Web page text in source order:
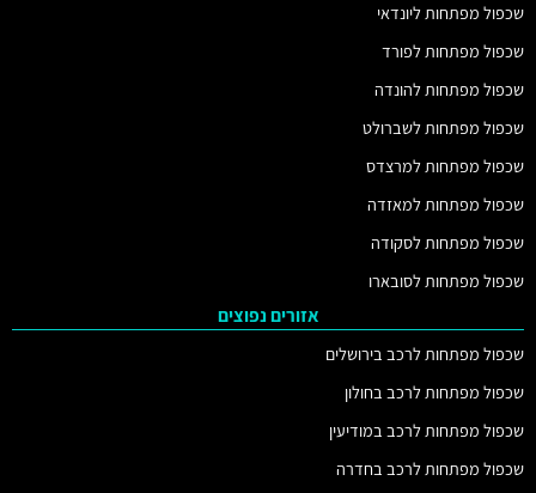
שכפול מפתחות ליונדאי
שכפול מפתחות לפורד
שכפול מפתחות להונדה
שכפול מפתחות לשברולט
שכפול מפתחות למרצדס
שכפול מפתחות למאזדה
שכפול מפתחות לסקודה
שכפול מפתחות לסובארו
אזורים נפוצים
שכפול מפתחות לרכב בירושלים
שכפול מפתחות לרכב בחולון
שכפול מפתחות לרכב במודיעין
שכפול מפתחות לרכב בחדרה